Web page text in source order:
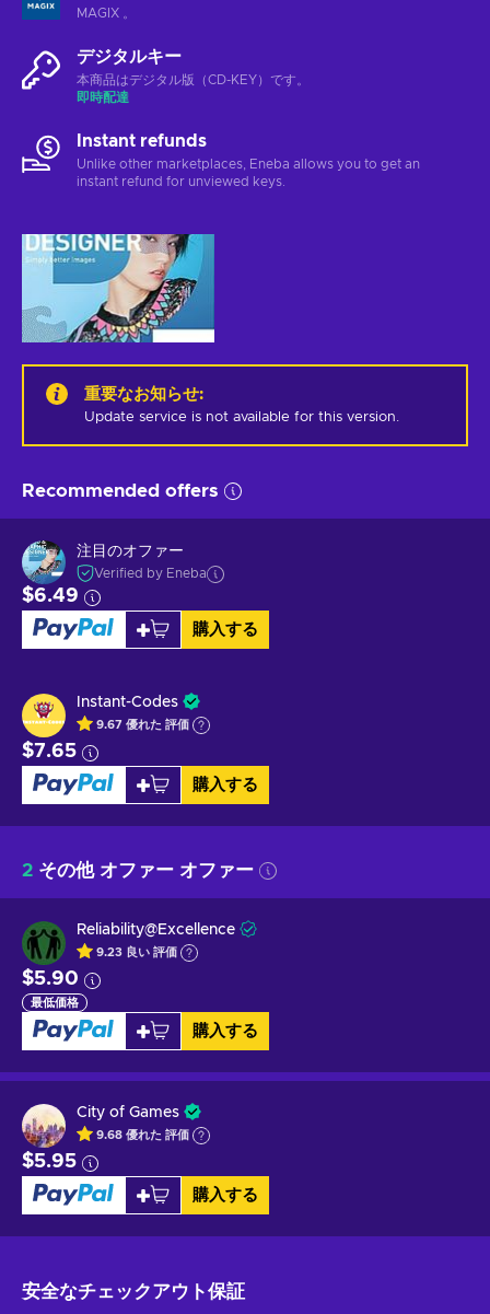
MAGIX 。
デジタルキー
本商品はデジタル版（CD-KEY）です。
即時配達
Instant refunds
Unlike other marketplaces, Eneba allows you to get an
instant refund for unviewed keys.
重要なお知らせ:
Update service is not available for this version.
Recommended offers
注目のオファー
Verified by Eneba
$6.49
購入する
Instant-Codes
9.67 優れた 評価
$7.65
購入する
2 その他 オファー オファー
Reliability@Excellence
9.23 良い 評価
$5.90
最低価格
購入する
City of Games
9.68 優れた 評価
$5.95
購入する
安全なチェックアウト保証